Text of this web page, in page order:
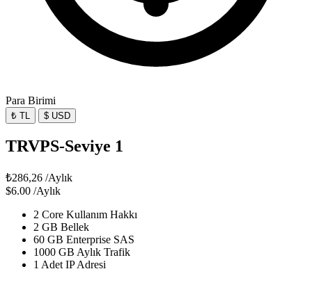
Para Birimi
₺ TL $ USD
TRVPS-Seviye 1
₺286,26 /Aylık
$6.00 /Aylık
2 Core Kullanım Hakkı
2 GB Bellek
60 GB Enterprise SAS
1000 GB Aylık Trafik
1 Adet IP Adresi